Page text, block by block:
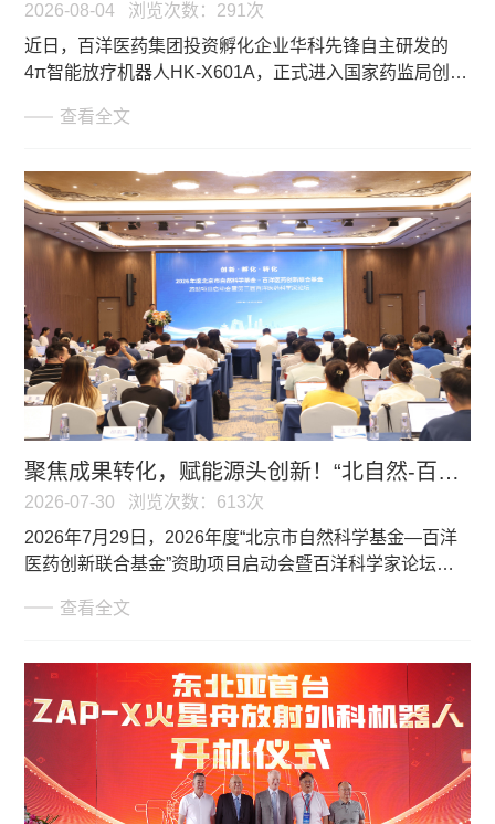
2026-08-04 浏览次数：291次
近日，百洋医药集团投资孵化企业华科先锋自主研发的
4π智能放疗机器人HK-X601A，正式进入国家药监局创新
获得国家级权威认可。
查看全文
聚焦成果转化，赋能源头创新！“北自然-百洋医药创新联合基金”启动会暨百洋科学家论坛圆满举办
2026-07-30 浏览次数：613次
2026年7月29日，2026年度“北京市自然科学基金—百洋
医药创新联合基金”资助项目启动会暨百洋科学家论坛在
中关村管委会党组成员、副主任张金辉，门头沟区区委常
事宋青，科研管理副总裁李丽华等领导和嘉宾，以及51个
获资助项目的科研团队代表共同参会，围绕基础研究创
新、临床需求转化及产业发展等议题展开交流，共同推动
科研力量与产业资源深度融合。
查看全文